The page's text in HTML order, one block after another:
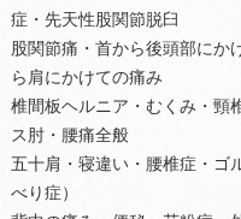
症・先天性股関節脱臼
股関節痛・首から後頭部にか
ら肩にかけての痛み
椎間板ヘルニア・むくみ・頸
ス肘・腰痛全般
五十肩・寝違い・腰椎症・ゴ
べり症）